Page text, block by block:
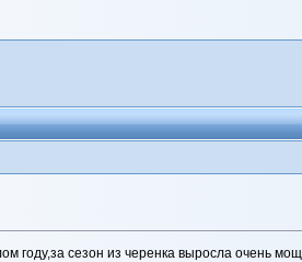
году,за сезон из черенка выросла очень